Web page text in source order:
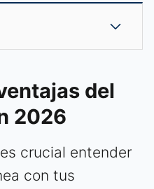
del
2026
crucial entender
con tus